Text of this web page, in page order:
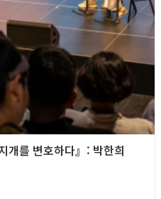
를 변호하다』: 박한희